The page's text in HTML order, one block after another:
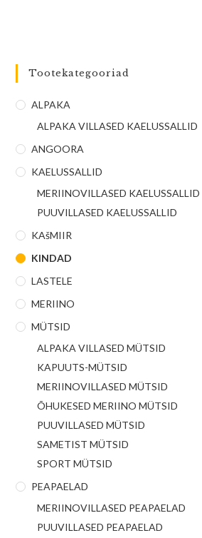
Tootekategooriad
ALPAKA
ALPAKA VILLASED KAELUSSALLID
ANGOORA
KAELUSSALLID
MERIINOVILLASED KAELUSSALLID
PUUVILLASED KAELUSSALLID
KAšMIIR
KINDAD
LASTELE
MERIINO
MÜTSID
ALPAKA VILLASED MÜTSID
KAPUUTS-MÜTSID
MERIINOVILLASED MÜTSID
ÕHUKESED MERIINO MÜTSID
PUUVILLASED MÜTSID
SAMETIST MÜTSID
SPORT MÜTSID
PEAPAELAD
MERIINOVILLASED PEAPAELAD
PUUVILLASED PEAPAELAD